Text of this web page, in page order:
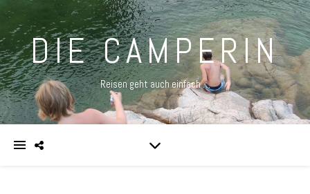
DIE CAMPERIN
Reisen geht auch einfach …